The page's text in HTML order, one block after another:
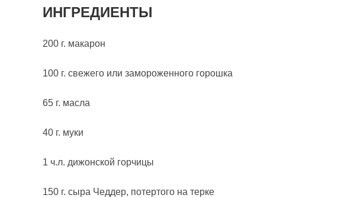
ИНГРЕДИЕНТЫ
200 г. макарон
100 г. свежего или замороженного горошка
65 г. масла
40 г. муки
1 ч.л. дижонской горчицы
150 г. сыра Чеддер, потертого на терке